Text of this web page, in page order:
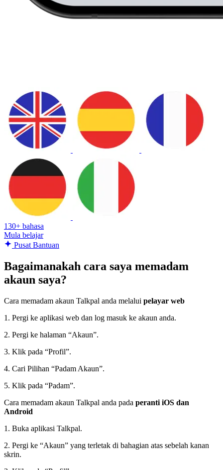
130+ bahasa
Mula belajar
Pusat Bantuan
Bagaimanakah cara saya memadam
akaun saya?
Cara memadam akaun Talkpal anda melalui pelayar web
1. Pergi ke aplikasi web dan log masuk ke akaun anda.
2. Pergi ke halaman “Akaun”.
3. Klik pada “Profil”.
4. Cari Pilihan “Padam Akaun”.
5. Klik pada “Padam”.
Cara memadam akaun Talkpal anda pada peranti iOS dan
Android
1. Buka aplikasi Talkpal.
2. Pergi ke “Akaun” yang terletak di bahagian atas sebelah kanan
skrin.